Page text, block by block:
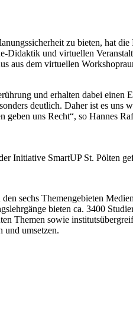
zu bieten, hat
und virtuellen
aus dem virtuellen
und erhalten dabei
deutlich. Daher ist es
uns Recht“, so Hannes
Initiative SmartUP St. Pölten
sechs Themengebieten
bieten ca. 3400
Themen sowie
und umsetzen.